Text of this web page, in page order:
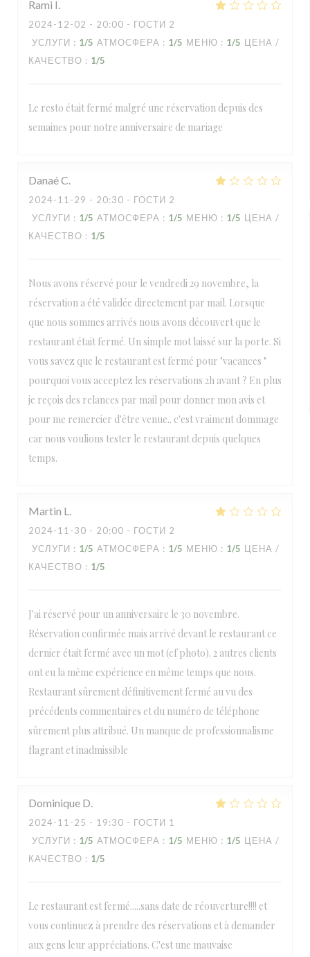
Rami I
2024-12-02 - 20:00 - ГОСТИ 2
УСЛУГИ : 1/5 АТМОСФЕРА : 1/5 МЕНЮ : 1/5 ЦЕНА /
КАЧЕСТВО : 1/5
Le resto était fermé malgré une réservation depuis des
semaines pour notre anniversaire de mariage
DanaéC
2024-11-29 - 20:30 - ГОСТИ 2
УСЛУГИ : 1/5 АТМОСФЕРА : 1/5 МЕНЮ : 1/5 ЦЕНА /
КАЧЕСТВО : 1/5
Nous avons réservé pour le vendredi 29 novembre, la
réservation a été validée directement par mail. Lorsque
que nous sommes arrivés nous avons découvert que le
restaurant était fermé. Un simple mot laissé sur la porte. Si
vous savez que le restaurant est fermé pour "vacances "
pourquoi vous acceptez les réservations 2h avant ? En plus
je reçois des relances par mail pour donner mon avis et
pour me remercier d'être venue.. c'est vraiment dommage
car nous voulions tester le restaurant depuis quelques
temps.
Martin L
2024-11-30 - 20:00 - ГОСТИ 2
УСЛУГИ : 1/5 АТМОСФЕРА : 1/5 МЕНЮ : 1/5 ЦЕНА /
КАЧЕСТВО : 1/5
J'ai réservé pour un anniversaire le 30 novembre.
Réservation confirmée mais arrivé devant le restaurant ce
dernier était fermé avec un mot (cf photo). 2 autres clients
ont eu la même expérience en même temps que nous.
Restaurant sûrement définitivement fermé au vu des
précédents commentaires et du numéro de téléphone
sûrement plus attribué. Un manque de professionnalisme
flagrant et inadmissible
Dominique D
2024-11-25 - 19:30 - ГОСТИ 1
УСЛУГИ : 1/5 АТМОСФЕРА : 1/5 МЕНЮ : 1/5 ЦЕНА /
КАЧЕСТВО : 1/5
Le restaurant est fermé.....sans date de réouverture!!!! et
vous continuez à prendre des réservations et à demander
aux gens leur appréciations. C'est une mauvaise